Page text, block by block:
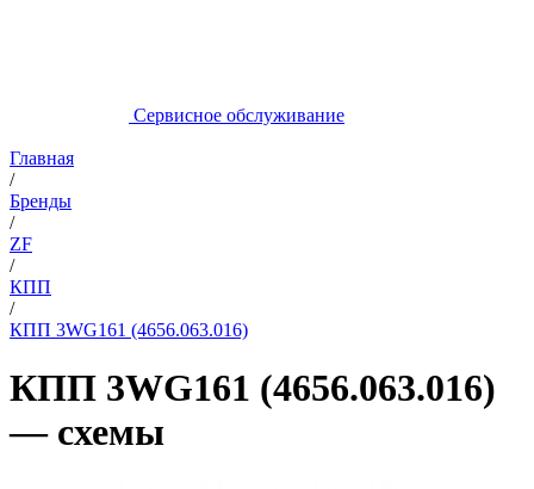
Сервисное обслуживание
Главная
/
Бренды
/
ZF
/
КПП
/
КПП 3WG161 (4656.063.016)
КПП 3WG161 (4656.063.016)
— схемы